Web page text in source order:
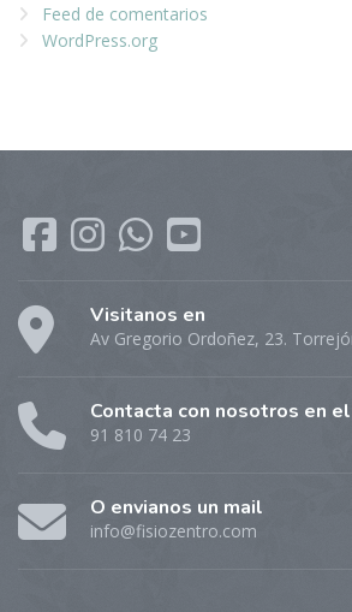
Feed de comentarios
WordPress.org
Visitanos en
Av Gregorio Ordoñez, 23.
Contacta con nosotros en el
91 810 74 23
O envianos un mail
info@fisiozentro.com